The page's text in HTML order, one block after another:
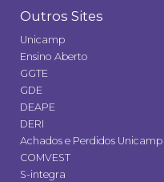
Outros Sites
Unicamp
Ensino Aberto
GGTE
GDE
DEAPE
DERI
Achados e Perdidos Unicamp
COMVEST
S-integra